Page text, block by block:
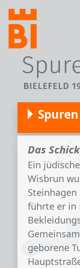
Direkt zum Inhalt
Spuren
Das
Ein
Wisbrun
führte er in
geborene